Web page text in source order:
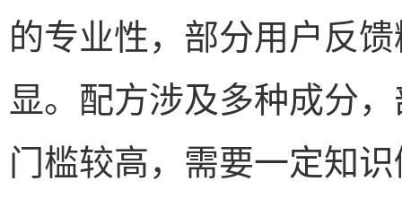
的专业性，部分用户反
显。配方涉及多种成分
门槛较高，需要一定知